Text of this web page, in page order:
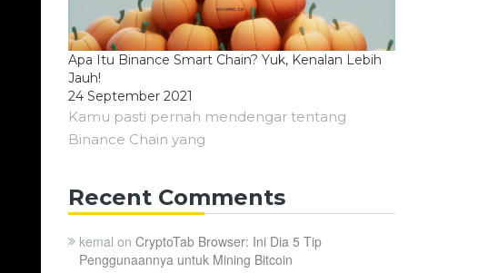
Apa Itu Binance Smart Chain? Yuk, Kenalan Lebih
Jauh!
24 September 2021
Kamu pasti pernah mendengar tentang
Binance Chain yang
Recent Comments
kemal on CryptoTab Browser: Ini Dia 5 Tip
Penggunaannya untuk Mining Bitcoin